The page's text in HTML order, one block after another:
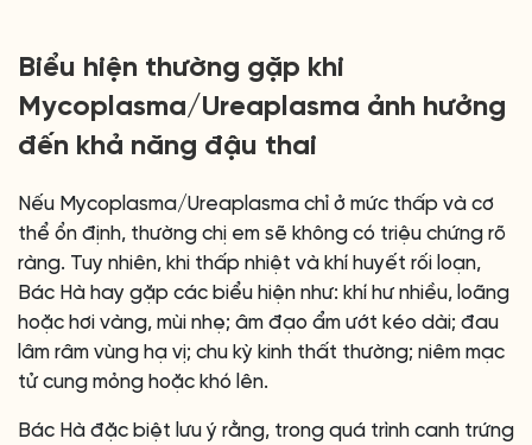
Biểu hiện thường gặp khi
Mycoplasma/Ureaplasma ảnh hưởng
đến khả năng đậu thai
Nếu Mycoplasma/Ureaplasma chỉ ở mức thấp và cơ
thể ổn định, thường chị em sẽ không có triệu chứng rõ
ràng. Tuy nhiên, khi thấp nhiệt và khí huyết rối loạn,
Bác Hà hay gặp các biểu hiện như: khí hư nhiều, loãng
hoặc hơi vàng, mùi nhẹ; âm đạo ẩm ướt kéo dài; đau
lâm râm vùng hạ vị; chu kỳ kinh thất thường; niêm mạc
tử cung mỏng hoặc khó lên.
Bác Hà đặc biệt lưu ý rằng, trong quá trình canh trứng